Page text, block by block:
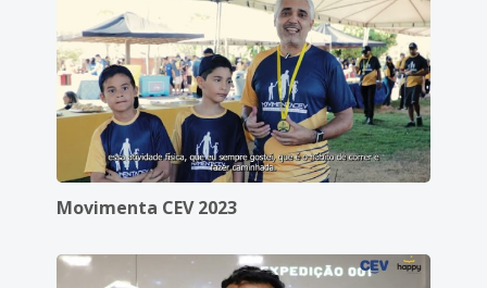
Movimenta CEV 2023